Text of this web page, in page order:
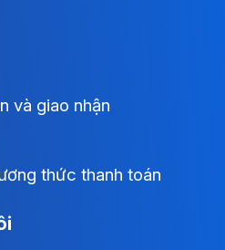
và giao nhận
thức thanh toán